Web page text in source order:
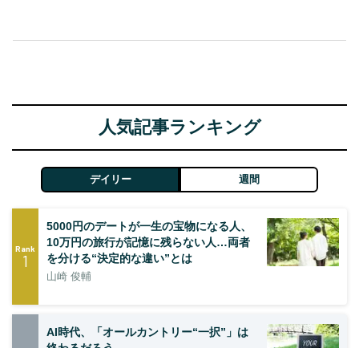
人気記事ランキング
デイリー 週間
Rank
1
5000円のデートが一生の宝物になる人、
10万円の旅行が記憶に残らない人…両者
を分ける“決定的な違い”とは
山崎 俊輔
AI時代、「オールカントリー“一択”」は